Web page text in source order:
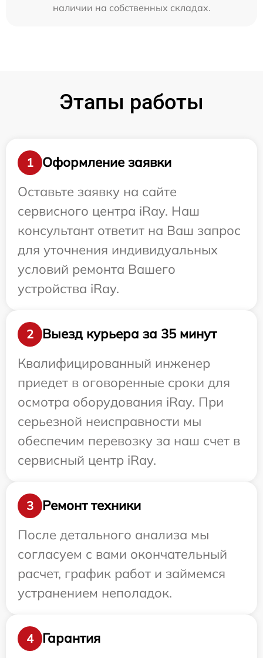
наличии на собственных складах.
Этапы работы
1
Оформление заявки
Оставьте заявку на сайте
сервисного центра iRay. Наш
консультант ответит на Ваш запрос
для уточнения индивидуальных
условий ремонта Вашего
устройства iRay.
2
Выезд курьера за 35 минут
Квалифицированный инженер
приедет в оговоренные сроки для
осмотра оборудования iRay. При
серьезной неисправности мы
обеспечим перевозку за наш счет в
сервисный центр iRay.
3
Ремонт техники
После детального анализа мы
согласуем с вами окончательный
расчет, график работ и займемся
устранением неполадок.
4 Гарантия